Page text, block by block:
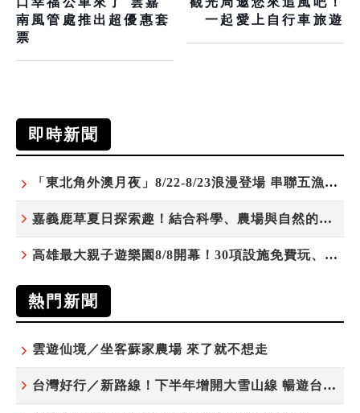
南風管處推出超優惠套
票
一起愛上自行車旅遊
即時新聞
「東北角外澳月夜」8/22-8/23浪漫登場 串聯五漁村、音樂、市集、火舞與慢旅共度夏夜
嘉義鹿草夏日探索趣！結合科學、農場與自然的親子小旅行
高雄最大親子遊樂園8/8開幕！30項設施免費玩、YOYO家族嗨翻暑假
熱門新聞
雲遊仙境／坐客蘇家農場 來了就不想走
台灣好行／新路線！下半年增開大雪山線 暢遊台中更便利